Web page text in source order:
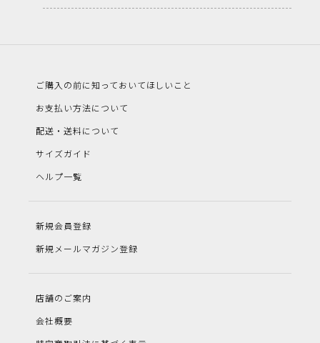
ご購入の前に知っておいてほしいこと
お支払い方法について
配送・送料について
サイズガイド
ヘルプ一覧
新規会員登録
新規メールマガジン登録
店舗のご案内
会社概要